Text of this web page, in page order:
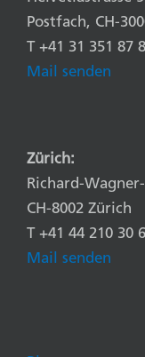
Postfach, CH-
T +41 31 351 87
Mail senden
Zürich:
Richard-
CH-8002 Zürich
T +41 44 210 30
Mail senden